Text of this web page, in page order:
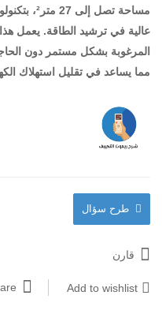
عالية في ترشيد الطاقة. يعمل
المرغوبة بشكل مستمر دون
مما يساعد في تقليل استهلاك
طرح سؤال
قارن
Add to wishlist